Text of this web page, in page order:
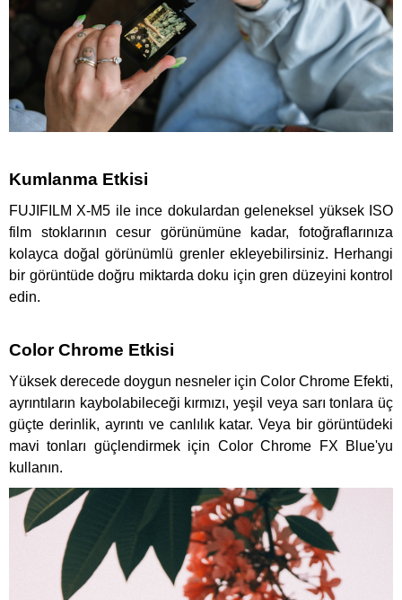
Kumlanma Etkisi
FUJIFILM X-M5 ile ince dokulardan geleneksel yüksek ISO
film stoklarının cesur görünümüne kadar, fotoğraflarınıza
kolayca doğal görünümlü grenler ekleyebilirsiniz. Herhangi
bir görüntüde doğru miktarda doku için gren düzeyini kontrol
edin.
Color Chrome Etkisi
Yüksek derecede doygun nesneler için Color Chrome Efekti,
ayrıntıların kaybolabileceği kırmızı, yeşil veya sarı tonlara üç
güçte derinlik, ayrıntı ve canlılık katar. Veya bir görüntüdeki
mavi tonları güçlendirmek için Color Chrome FX Blue'yu
kullanın.